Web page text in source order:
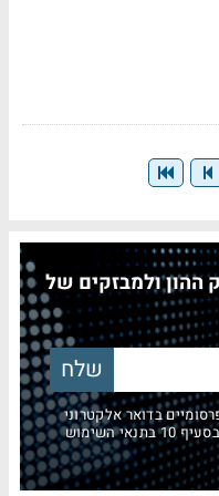
ההון ולמבזקים של
בדואר אלקטרוני
השימוש